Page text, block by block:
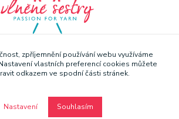
zpříjemnění používání webu využíváme
vlastních preferencí cookies můžete
odkazem ve spodní části stránek.
Nastavení Souhlasím